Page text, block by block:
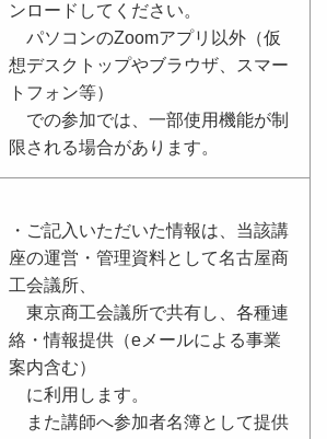
ンロードしてください。
パソコンのZoomアプリ以外（仮
想デスクトップやブラウザ、スマー
トフォン等）
での参加では、一部使用機能が制
限される場合があります。
・ご記入いただいた情報は、当該講
座の運営・管理資料として名古屋商
工会議所、
東京商工会議所で共有し、各種連
絡・情報提供（eメールによる事業
案内含む）
に利用します。
また講師へ参加者名簿として提供